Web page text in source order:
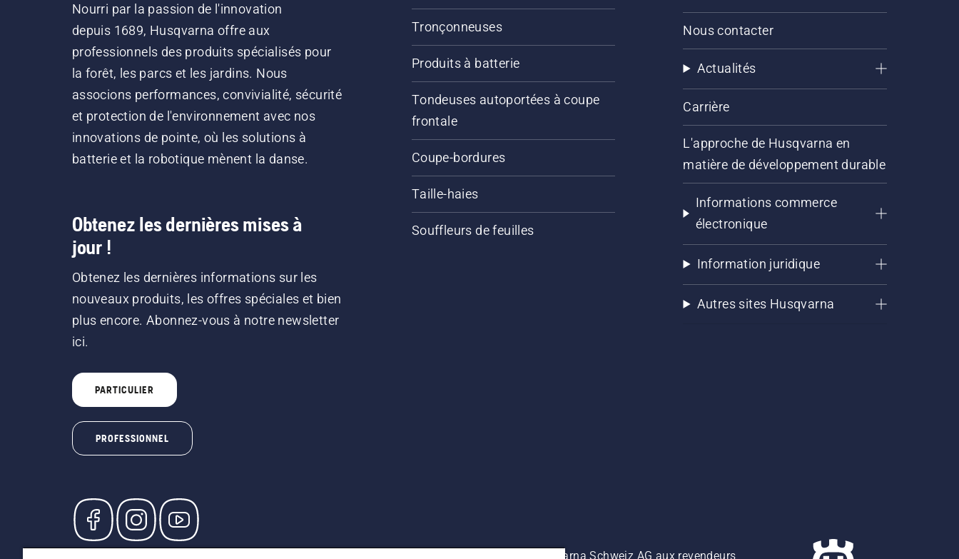
Nourri par la passion de l'innovation
depuis 1689, Husqvarna offre aux
professionnels des produits spécialisés pour
la forêt, les parcs et les jardins. Nous
associons performances, convivialité, sécurité
et protection de l'environnement avec nos
innovations de pointe, où les solutions à
batterie et la robotique mènent la danse.
Obtenez les dernières mises à
jour !
Obtenez les dernières informations sur les
nouveaux produits, les offres spéciales et bien
plus encore. Abonnez-vous à notre newsletter
ici.
PARTICULIER
PROFESSIONNEL
Tronçonneuses
Produits à batterie
Tondeuses autoportées à coupe
frontale
Coupe-bordures
Taille-haies
Souffleurs de feuilles
Nous contacter
Actualités
Carrière
L'approche de Husqvarna en
matière de développement durable
Informations commerce
électronique
Information juridique
Autres sites Husqvarna
© Husqvarna AB (publ). Tous droits réservés. Les prix indiqués sont à titre indicatif de Husqvarna Schweiz AG aux revendeurs